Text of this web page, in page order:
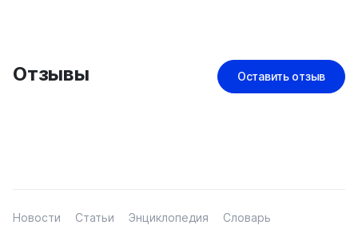
Отзывы Оставить отзыв
Новости Статьи Энциклопедия
Словарь